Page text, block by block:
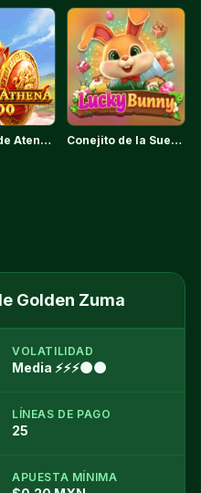
Sabiduría de Atenea 1000 Conejito de la Suerte
Golden Zuma
VOLATILIDAD
Media ⚡⚡⚡🌑🌑
LÍNEAS DE PAGO
25
APUESTA MÍNIMA